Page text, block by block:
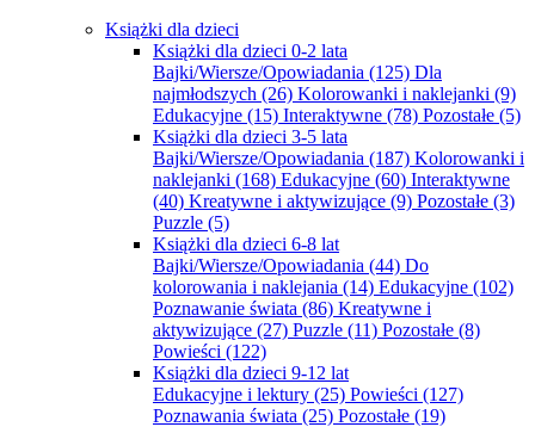
Książki dla dzieci
Książki dla dzieci 0-2 lata
Bajki/Wiersze/Opowiadania (125) Dla
najmłodszych (26) Kolorowanki i naklejanki (9)
Edukacyjne (15) Interaktywne (78) Pozostałe (5)
Książki dla dzieci 3-5 lata
Bajki/Wiersze/Opowiadania (187) Kolorowanki i
naklejanki (168) Edukacyjne (60) Interaktywne
(40) Kreatywne i aktywizujące (9) Pozostałe (3)
Puzzle (5)
Książki dla dzieci 6-8 lat
Bajki/Wiersze/Opowiadania (44) Do
kolorowania i naklejania (14) Edukacyjne (102)
Poznawanie świata (86) Kreatywne i
aktywizujące (27) Puzzle (11) Pozostałe (8)
Powieści (122)
Książki dla dzieci 9-12 lat
Edukacyjne i lektury (25) Powieści (127)
Poznawania świata (25) Pozostałe (19)